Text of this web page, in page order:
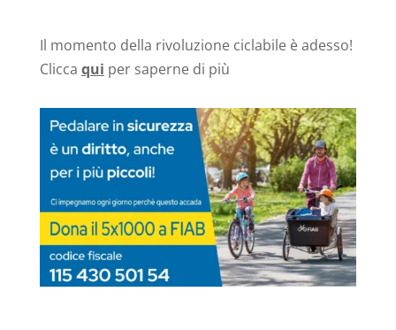
Il momento della rivoluzione ciclabile è adesso!
Clicca qui per saperne di più